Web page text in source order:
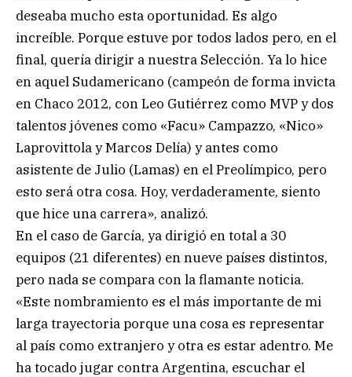
deseaba mucho esta oportunidad. Es algo
increíble. Porque estuve por todos lados pero, en el
final, quería dirigir a nuestra Selección. Ya lo hice
en aquel Sudamericano (campeón de forma invicta
en Chaco 2012, con Leo Gutiérrez como MVP y dos
talentos jóvenes como «Facu» Campazzo, «Nico»
Laprovittola y Marcos Delía) y antes como
asistente de Julio (Lamas) en el Preolímpico, pero
esto será otra cosa. Hoy, verdaderamente, siento
que hice una carrera», analizó.
En el caso de García, ya dirigió en total a 30
equipos (21 diferentes) en nueve países distintos,
pero nada se compara con la flamante noticia.
«Este nombramiento es el más importante de mi
larga trayectoria porque una cosa es representar
al país como extranjero y otra es estar adentro. Me
ha tocado jugar contra Argentina, escuchar el